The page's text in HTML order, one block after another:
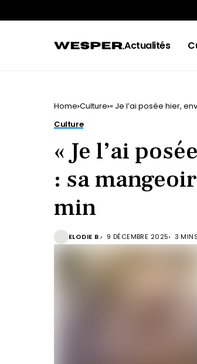
Actualités
Home Culture « Je l’ai posée hier,
Culture
« Je l’ai
: sa
min
ELODIE B. 9 DÉCEMBRE 2025 3